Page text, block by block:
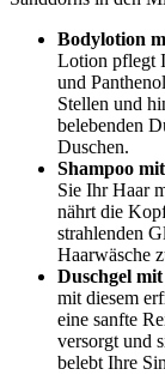
Bodylotion
Lotion pflegt
und
Stellen und
belebenden
Duschen.
Shampoo
Sie Ihr Haar
nährt die
strahlenden
Haarwäsche
Duschgel
mit diesem
eine sanfte
versorgt und
belebt Ihre